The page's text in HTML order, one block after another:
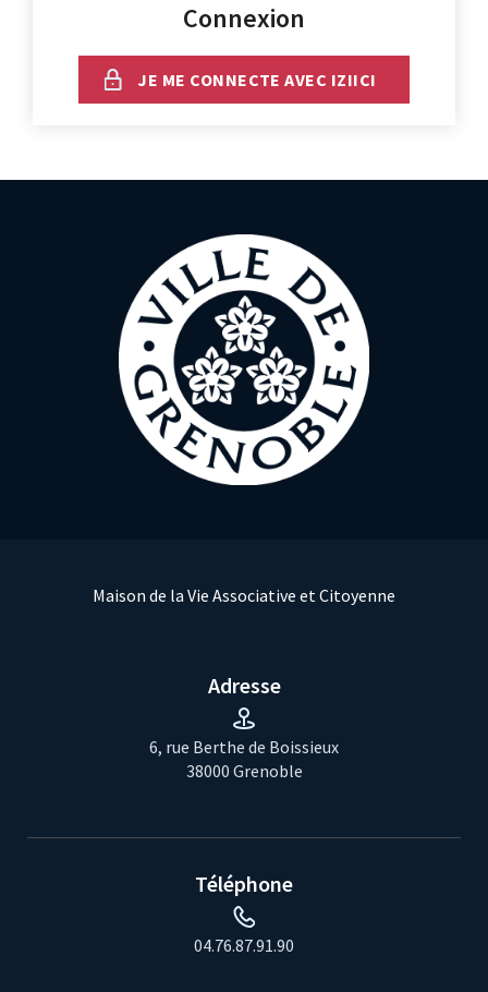
Connexion
JE ME CONNECTE AVEC IZIICI
Maison de la Vie Associative et Citoyenne
Adresse
6, rue Berthe de Boissieux
38000 Grenoble
Téléphone
04.76.87.91.90